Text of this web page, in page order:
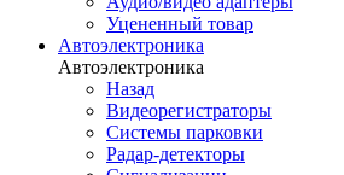
Уцененный товар
Автоэлектроника
Автоэлектроника
Назад
Видеорегистраторы
Системы парковки
Радар-детекторы